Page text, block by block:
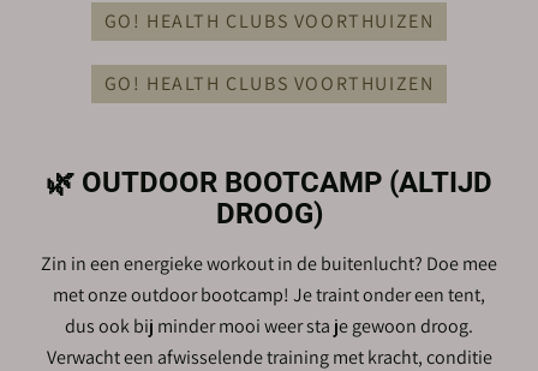
GO! HEALTH CLUBS VOORTHUIZEN
GO! HEALTH CLUBS VOORTHUIZEN
🌿 OUTDOOR BOOTCAMP (ALTIJD
DROOG)
Zin in een energieke workout in de buitenlucht? Doe mee
met onze outdoor bootcamp! Je traint onder een tent,
dus ook bij minder mooi weer sta je gewoon droog.
Verwacht een afwisselende training met kracht, conditie